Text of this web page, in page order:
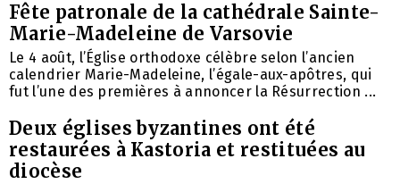
Fête patronale de la cathédrale Sainte-
Marie-Madeleine de Varsovie
Le 4 août, l’Église orthodoxe célèbre selon l’ancien
calendrier Marie-Madeleine, l’égale-aux-apôtres, qui
fut l’une des premières à annoncer la Résurrection ...
Deux églises byzantines ont été
restaurées à Kastoria et restituées au
diocèse